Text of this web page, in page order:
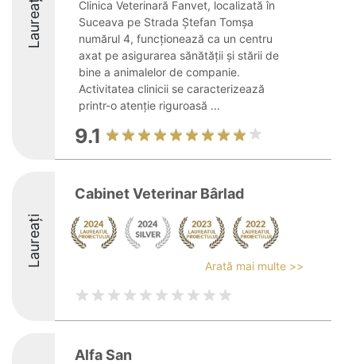
Laureați
Clinica Veterinară Fanvet, localizată în
Suceava pe Strada Ștefan Tomșa
numărul 4, funcționează ca un centru
axat pe asigurarea sănătății și stării de
bine a animalelor de companie.
Activitatea clinicii se caracterizează
printr-o atenție riguroasă ...
9.1
Laureați
Cabinet Veterinar Bârlad
Arată mai multe >>
Alfa San